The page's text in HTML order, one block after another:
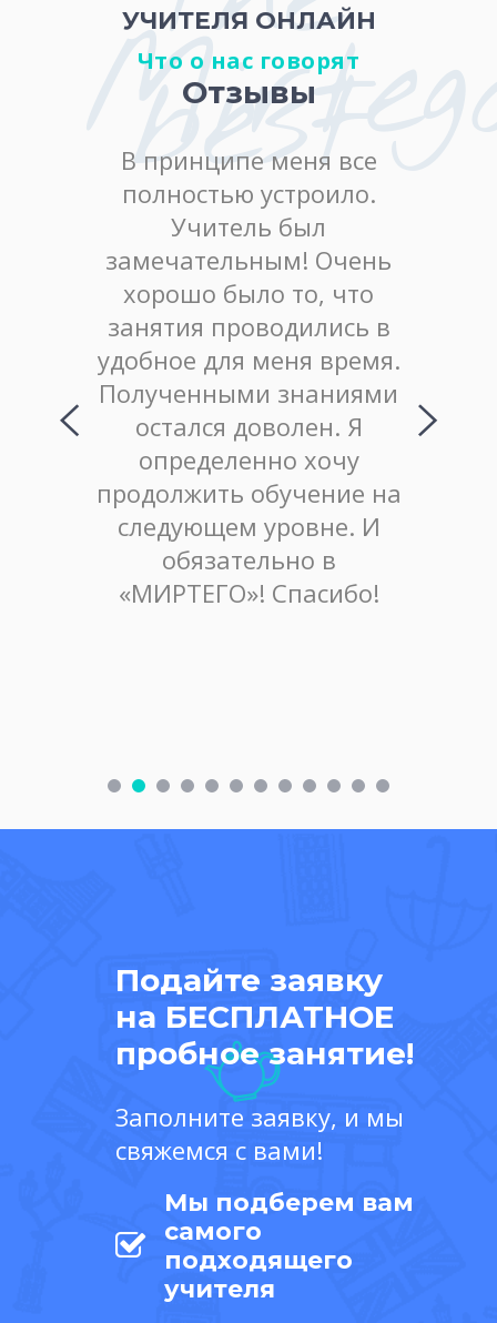
best
УЧИТЕЛЯ ОНЛАЙН
Что о нас говорят
Отзывы
В принципе меня все
полностью устроило.
Учитель был
замечательным! Очень
хорошо было то, что
занятия проводились в
удобное для меня время.
Полученными знаниями
остался доволен. Я
определенно хочу
продолжить обучение на
следующем уровне. И
обязательно в
«МИРТЕГО»! Спасибо!
Подайте заявку
на БЕСПЛАТНОЕ
пробное занятие!
Заполните заявку, и мы
свяжемся с вами!
Мы подберем вам
самого
подходящего
учителя